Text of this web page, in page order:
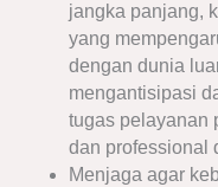
jangka panjang,
yang
dengan dunia
mengantisipasi
tugas pelayanan
dan professional
Menjaga agar